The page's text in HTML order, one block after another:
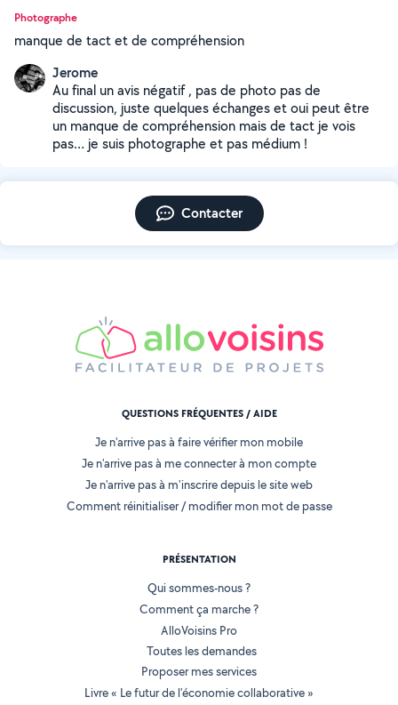
Photographe
manque de tact et de compréhension
Jerome
Au final un avis négatif , pas de photo pas de
discussion, juste quelques échanges et oui peut être
un manque de compréhension mais de tact je vois
pas… je suis photographe et pas médium !
Contacter
QUESTIONS FRÉQUENTES / AIDE
Je n'arrive pas à faire vérifier mon mobile
Je n'arrive pas à me connecter à mon compte
Je n'arrive pas à m'inscrire depuis le site web
Comment réinitialiser / modifier mon mot de passe
PRÉSENTATION
Qui sommes-nous ?
Comment ça marche ?
AlloVoisins Pro
Toutes les demandes
Proposer mes services
Livre « Le futur de l'économie collaborative »